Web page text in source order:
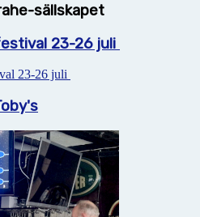
sällskapet
23-26 juli